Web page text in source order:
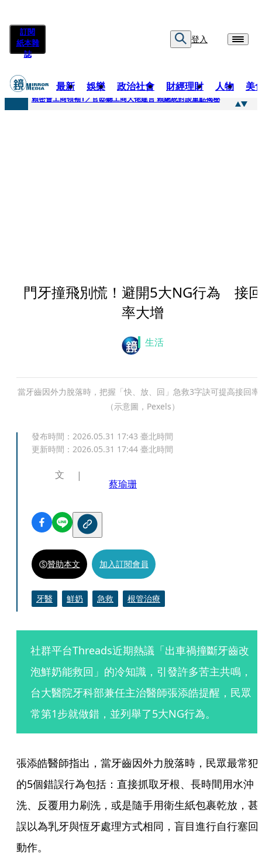
訂閱
紙本雜
誌
登入
最新 娛樂 政治社會 財經理財 人物 美
快訊
賴密會工商領袖1／官邸聽工商大佬建言 賴總統對談重點揭秘
門牙撞飛別慌！避開5大NG行為 接回
率大增
生活
當牙齒因外力脫落時，把握「快、放、回」急救3字訣可提高接回率
（示意圖，Pexels）
發布時間： 2026.05.31 17:43 臺北時間
更新時間： 2026.05.31 17:44 臺北時間
文
蔡瑜珊
贊助本文 加入訂閱會員
牙醫 鮮奶 急救 根管治療
社群平台Threads近期熱議「出車禍撞斷牙齒改
泡鮮奶能救回」的冷知識，引發許多苦主共鳴，
台大醫院牙科部兼任主治醫師張添皓提醒，民眾
常第1步就做錯，並列舉了5大NG行為。
張添皓醫師指出，當牙齒因外力脫落時，民眾最常犯
的5個錯誤行為包括：直接抓取牙根、長時間用水沖
洗、反覆用力刷洗，或是隨手用衛生紙包裹乾放，甚
誤以為乳牙與恆牙處理方式相同，盲目進行自行塞回
動作。